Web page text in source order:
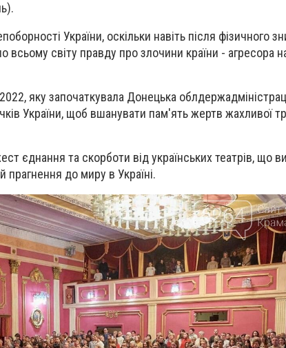
України, оскільки навіть після фізичного
всьому світу правду про злочини країни - агресора
яку започаткувала Донецька
України, щоб вшанувати пам'ять жертв жахливої
єднання та скорботи від українських театрів, що
прагнення до миру в Україні.